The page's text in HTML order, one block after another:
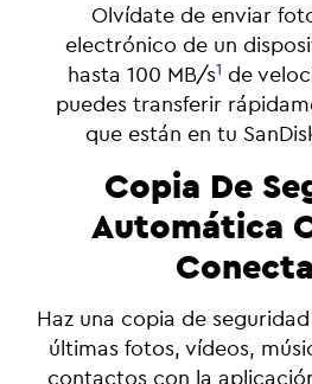
Olvídate de enviar
electrónico de un
hasta 100 MB/s1 de
puedes transferir
que están en tu
Copia De
Automática
Haz una copia de
últimas fotos, vídeos,
contactos con la